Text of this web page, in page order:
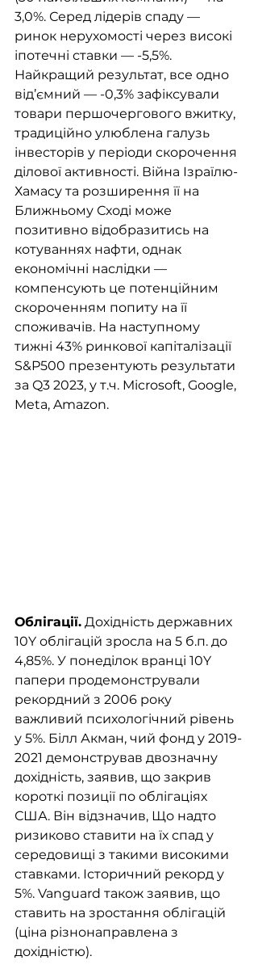
3,0%. Серед лідерів спаду —
ринок нерухомості через високі
іпотечні ставки — -5,5%.
Найкращий результат, все одно
від’ємний — -0,3% зафіксували
товари першочергового вжитку,
традиційно улюблена галузь
інвесторів у періоди скорочення
ділової активності. Війна Ізраїлю-
Хамасу та розширення її на
Ближньому Сході може
позитивно відобразитись на
котуваннях нафти, однак
економічні наслідки —
компенсують це потенційним
скороченням попиту на її
споживачів. На наступному
тижні 43% ринкової капіталізації
S&P500 презентують результати
за Q3 2023, у т.ч. Microsoft, Google,
Meta, Amazon.
Облігації. Дохідність державних
10Y облігацій зросла на 5 б.п. до
4,85%. У понеділок вранці 10Y
папери продемонстрували
рекордний з 2006 року
важливий психологічний рівень
у 5%. Білл Акман, чий фонд у 2019-
2021 демонстрував двозначну
дохідність, заявив, що закрив
короткі позиції по облігаціях
США. Він відзначив, Що надто
ризиково ставити на їх спад у
середовищі з такими високими
ставками. Історичний рекорд у
5%. Vanguard також заявив, що
ставить на зростання облігацій
(ціна різнонаправлена з
дохідністю).